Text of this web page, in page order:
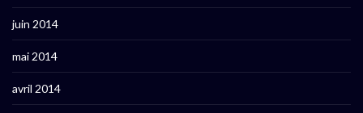
juin 2014
mai 2014
avril 2014